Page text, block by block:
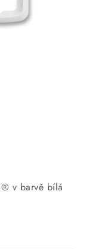
v barvě bílá